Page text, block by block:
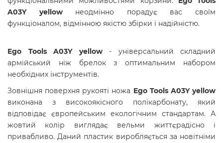
A03Y yellowнеодмінно порадує вас своїм
функціоналом, відмінною якістю збірки і надійністю.
Ego Tools A03Y yellow- універсальний складний
армійський ніж брелок з оптимальним набором
необхідних інструментів.
Зовнішня поверхня рукояті ножа Ego Tools A03Y yellow
виконана з високоякісного полікарбонату, який
відповідає європейським екологічним стандартам. А
жовтий колір виглядає вельми життєрадісно і
привабливо.Даний пластик виробляється за новітніми